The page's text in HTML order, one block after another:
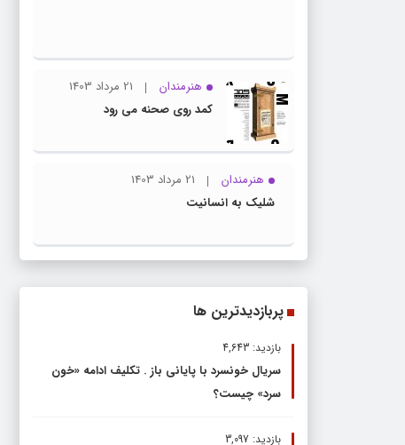
این
را
هنرمندان
21 مرداد 1403
کمد روی صحنه می رود
هنرمندان
21 مرداد 1403
شلیک به انسانیت
پربازدیدترین ها
بازدید: 4,643
سریال خونسرد با پایانی باز . تکلیف ادامه «خون
سرد» چیست؟
بازدید: 3,097